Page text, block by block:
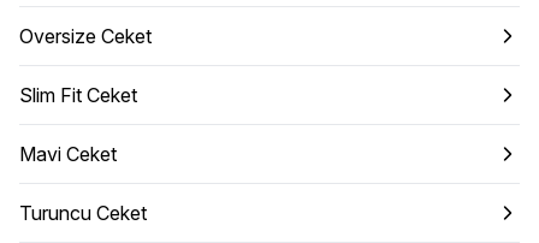
Oversize Ceket
Slim Fit Ceket
Mavi Ceket
Turuncu Ceket